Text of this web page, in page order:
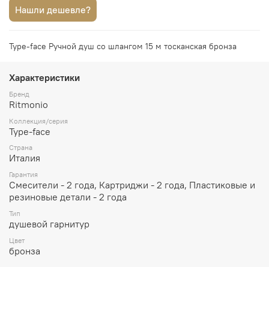
Нашли дешевле?
Type-face Ручной душ со шлангом 15 м тосканская бронза
Характеристики
Бренд
Ritmonio
Коллекция/серия
Type-face
Страна
Италия
Гарантия
Смесители - 2 года, Картриджи - 2 года, Пластиковые и
резиновые детали - 2 года
Тип
душевой гарнитур
Цвет
бронза